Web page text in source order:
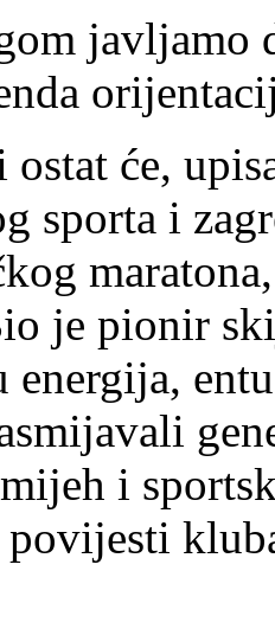
javljamo
će,
sporta i
je pionir
energija,
i
povijesti